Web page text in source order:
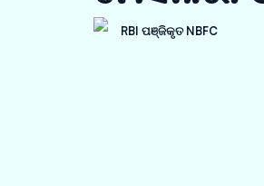
RBI ପଞ୍ଜିକୃତ NBFC